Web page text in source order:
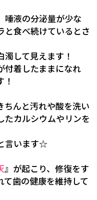
唾液の分泌量が少な
と食べ続けているとさ
して見えます！
付着したままになれ
ちんと汚れや酸を洗い
たカルシウムやリンを
言います☆
』が起こり、修復をす
歯の健康を維持して